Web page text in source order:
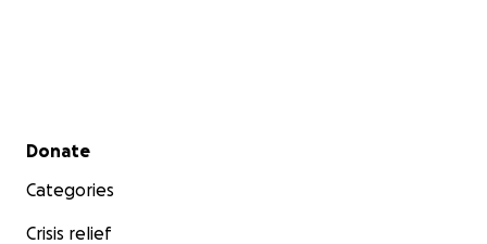
Secondary menu
Donate
Categories
Crisis relief